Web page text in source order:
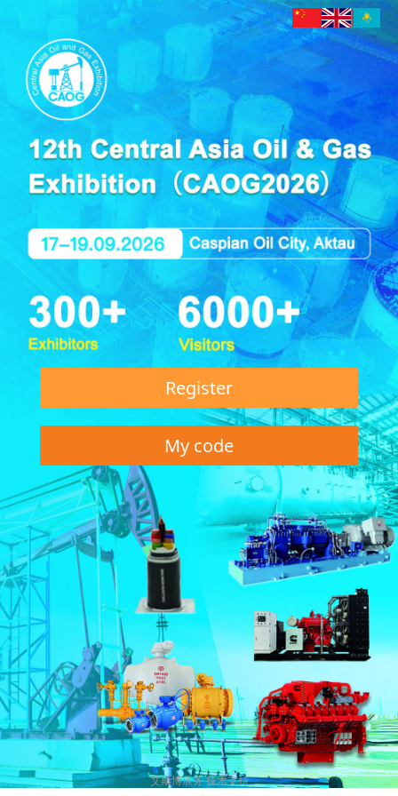
Register
My code
艾斯博展务 技术支持